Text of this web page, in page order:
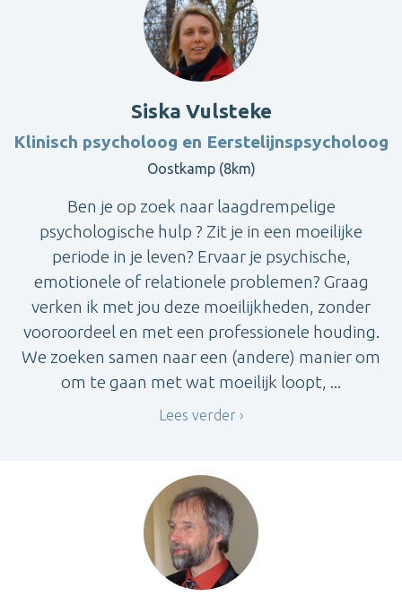
Siska Vulsteke
Klinisch psycholoog en Eerstelijnspsycholoog
Oostkamp (8km)
Ben je op zoek naar laagdrempelige
psychologische hulp ? Zit je in een moeilijke
periode in je leven? Ervaar je psychische,
emotionele of relationele problemen? Graag
verken ik met jou deze moeilijkheden, zonder
vooroordeel en met een professionele houding.
We zoeken samen naar een (andere) manier om
om te gaan met wat moeilijk loopt, ...
Lees verder